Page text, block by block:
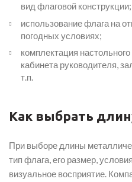
вид флаговой конструкции;
использование флага на
погодных условиях;
комплектация
кабинета руководителя,
т.п.
Как выбрать
При выборе длины
тип флага, его размер,
визуальное восприятие.